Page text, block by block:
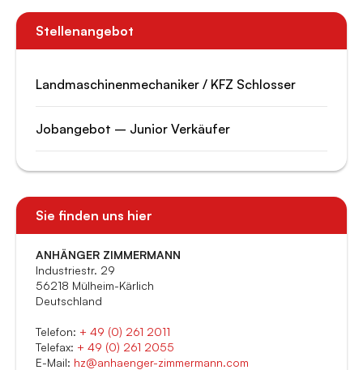
Stellenangebot
Landmaschinenmechaniker / KFZ Schlosser
Jobangebot – Junior Verkäufer
Sie finden uns hier
ANHÄNGER ZIMMERMANN
Industriestr. 29
56218 Mülheim-Kärlich
Deutschland
Telefon: + 49 (0) 261 2011
Telefax: + 49 (0) 261 2055
E-Mail: hz@anhaenger-zimmermann.com